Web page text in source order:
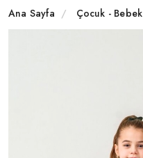
Ana Sayfa Çocuk - Bebek